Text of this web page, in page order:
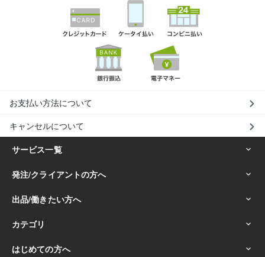
お支払い方法について
キャンセルについて